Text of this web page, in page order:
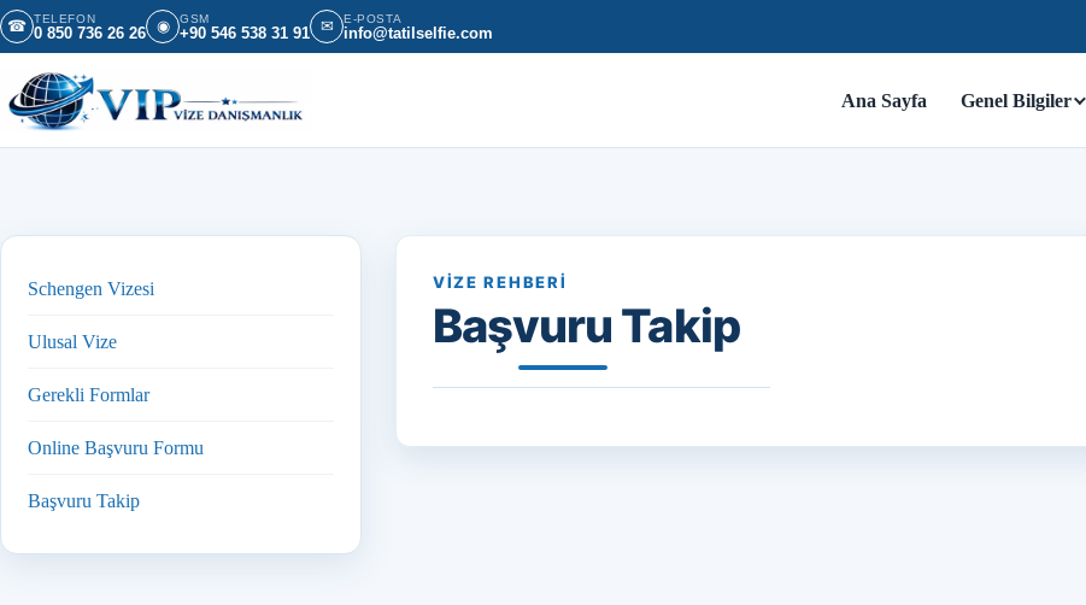
İçeriğe geç
☎ TELEFON
0 850 736 26 26 ◉ GSM
+90 546 538 31 91 ✉ E-POSTA
info@tatilselfie.com
Ana Sayfa Genel Bilgiler
Schengen Vizesi
Ulusal Vize
Gerekli Formlar
Online Başvuru Formu
Başvuru Takip
VIZE REHBERI
Başvuru Takip